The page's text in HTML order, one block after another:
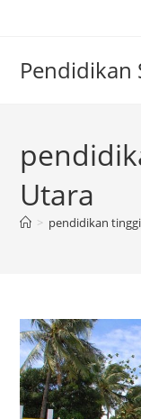
Pendidikan
Utara
> pendidikan